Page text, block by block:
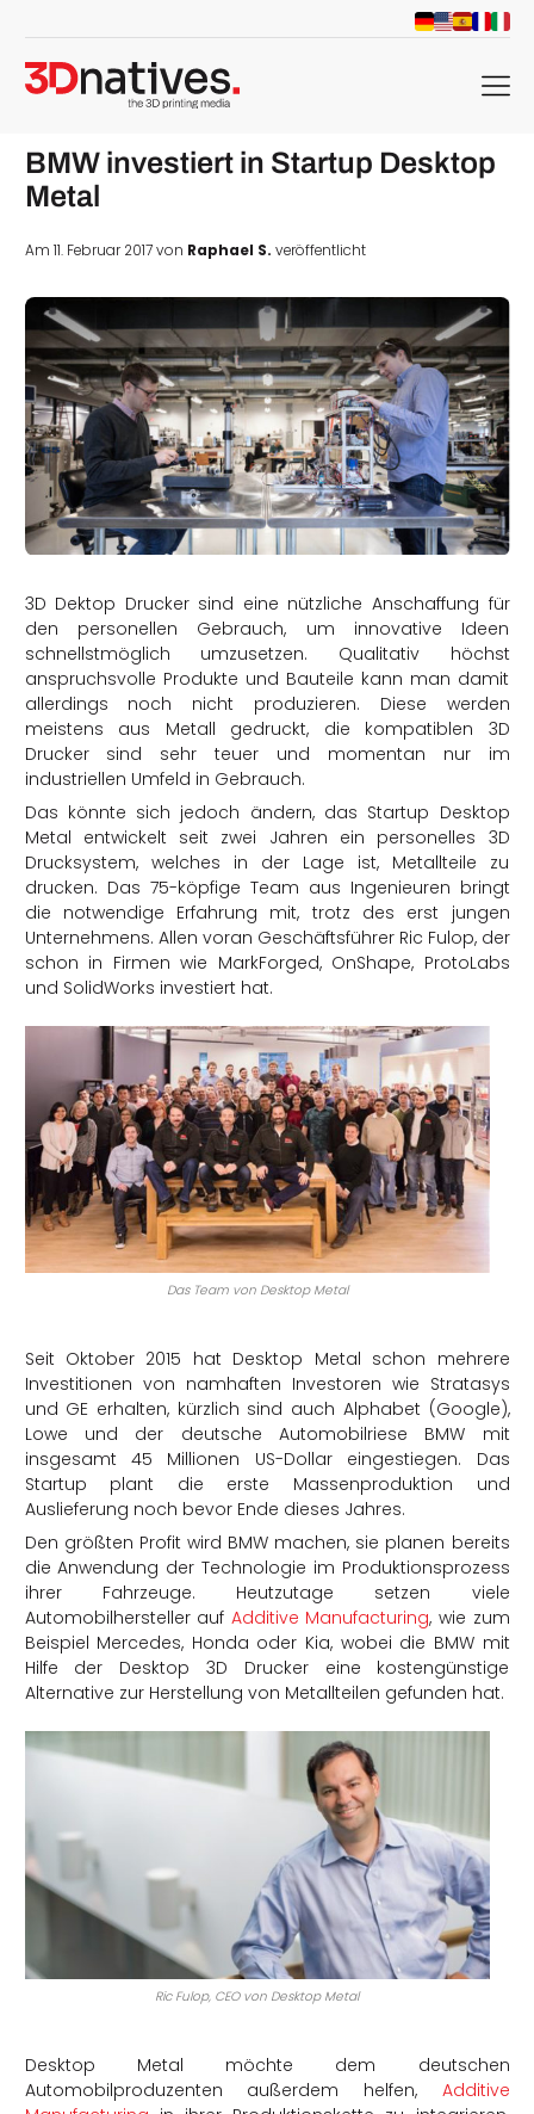
menu
BMW investiert in Startup Desktop
Metal
Am 11. Februar 2017 von Raphael S. veröffentlicht
3D Dektop Drucker sind eine nützliche Anschaffung für
den personellen Gebrauch, um innovative Ideen
schnellstmöglich umzusetzen. Qualitativ höchst
anspruchsvolle Produkte und Bauteile kann man damit
allerdings noch nicht produzieren. Diese werden
meistens aus Metall gedruckt, die kompatiblen 3D
Drucker sind sehr teuer und momentan nur im
industriellen Umfeld in Gebrauch.
Das könnte sich jedoch ändern, das Startup Desktop
Metal entwickelt seit zwei Jahren ein personelles 3D
Drucksystem, welches in der Lage ist, Metallteile zu
drucken. Das 75-köpfige Team aus Ingenieuren bringt
die notwendige Erfahrung mit, trotz des erst jungen
Unternehmens. Allen voran Geschäftsführer Ric Fulop, der
schon in Firmen wie MarkForged, OnShape, ProtoLabs
und SolidWorks investiert hat.
Das Team von Desktop Metal
Seit Oktober 2015 hat Desktop Metal schon mehrere
Investitionen von namhaften Investoren wie Stratasys
und GE erhalten, kürzlich sind auch Alphabet (Google),
Lowe und der deutsche Automobilriese BMW mit
insgesamt 45 Millionen US-Dollar eingestiegen. Das
Startup plant die erste Massenproduktion und
Auslieferung noch bevor Ende dieses Jahres.
Den größten Profit wird BMW machen, sie planen bereits
die Anwendung der Technologie im Produktionsprozess
ihrer Fahrzeuge. Heutzutage setzen viele
Automobilhersteller auf Additive Manufacturing, wie zum
Beispiel Mercedes, Honda oder Kia, wobei die BMW mit
Hilfe der Desktop 3D Drucker eine kostengünstige
Alternative zur Herstellung von Metallteilen gefunden hat.
Ric Fulop, CEO von Desktop Metal
Desktop Metal möchte dem deutschen
Automobilproduzenten außerdem helfen, Additive